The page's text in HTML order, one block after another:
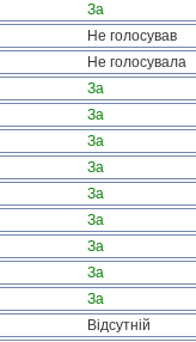
За
Не голосував
Не голосувала
За
За
За
За
За
За
За
За
За
Відсутній